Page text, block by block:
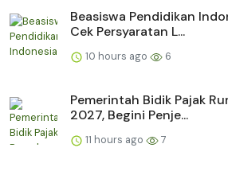
Beasiswa Pendidikan
Cek Persyaratan L...
10 hours ago 6
Pemerintah Bidik Pajak
2027, Begini Penje...
11 hours ago 7